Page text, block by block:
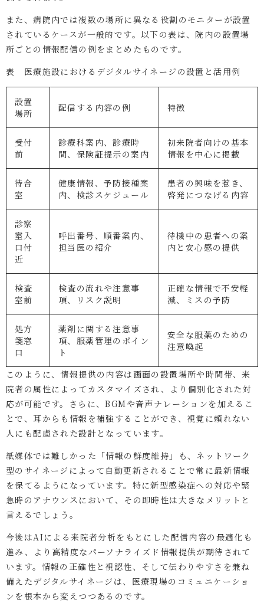
また、病院内では複数の場所に異なる役割のモニターが設置
されているケースが一般的です。以下の表は、院内の設置場
所ごとの情報配信の例をまとめたものです。
表 医療施設におけるデジタルサイネージの設置と活用例
設置
場所
配信する内容の例 特徴
受付
前
診療科案内、診療時
間、保険証提示の案内
初来院者向けの基本
情報を中心に掲載
待合
室
健康情報、予防接種案
内、検診スケジュール
患者の興味を惹き、
啓発につなげる内容
診察
室入
口付
近
呼出番号、順番案内、
担当医の紹介
待機中の患者への案
内と安心感の提供
検査
室前
検査の流れや注意事
項、リスク説明
正確な情報で不安軽
減、ミスの予防
処方
箋窓
口
薬剤に関する注意事
項、服薬管理のポイン
ト
安全な服薬のための
注意喚起
このように、情報提供の内容は画面の設置場所や時間帯、来
院者の属性によってカスタマイズされ、より個別化された対
応が可能です。さらに、BGMや音声ナレーションを加えるこ
とで、耳からも情報を補強することができ、視覚に頼れない
人にも配慮された設計となっています。
紙媒体では難しかった「情報の鮮度維持」も、ネットワーク
型のサイネージによって自動更新されることで常に最新情報
を保てるようになっています。特に新型感染症への対応や緊
急時のアナウンスにおいて、その即時性は大きなメリットと
言えるでしょう。
今後はAIによる来院者分析をもとにした配信内容の最適化も
進み、より高精度なパーソナライズド情報提供が期待されて
います。情報の正確性と視認性、そして伝わりやすさを兼ね
備えたデジタルサイネージは、医療現場のコミュニケーショ
ンを根本から変えつつあるのです。